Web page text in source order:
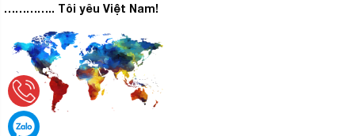
Wi-Fi.
………….. Tôi yêu Việt Nam!